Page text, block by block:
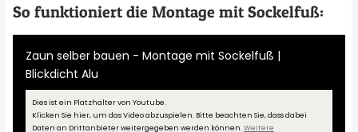
So funktioniert die Montage mit Sockelfuß:
Zaun selber bauen - Montage mit Sockelfuß |
Blickdicht Alu
Dies ist ein Platzhalter von Youtube.
Klicken Sie hier, um das Video abzuspielen. Bitte beachten Sie, dass dabei
Daten an Drittanbieter weitergegeben werden können.Weitere